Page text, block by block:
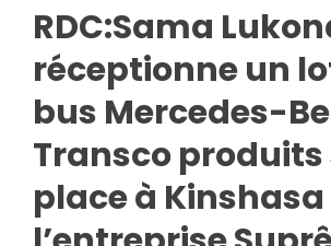
RDC:Sama
réceptionne un
bus Mercedes-
Transco produits
place à